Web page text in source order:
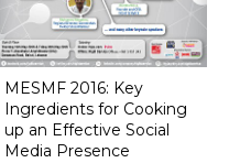
MESMF 2016: Key
Ingredients for Cooking
up an Effective Social
Media Presence